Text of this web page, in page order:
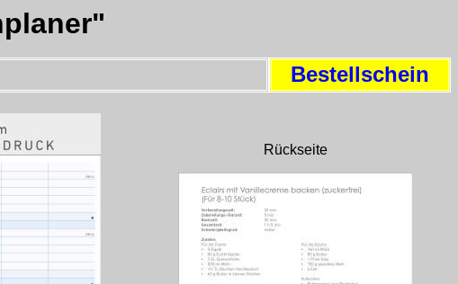
Bestellschein
Rückseite